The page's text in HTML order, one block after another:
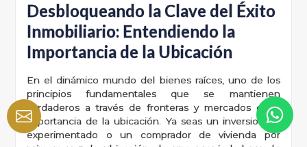
Desbloqueando la Clave del Éxito
Inmobiliario: Entendiendo la
Importancia de la Ubicación
En el dinámico mundo del bienes raíces, uno de los
principios fundamentales que se mantienen
verdaderos a través de fronteras y mercados es la
importancia de la ubicación. Ya seas un inversionista
experimentado o un comprador de vivienda por